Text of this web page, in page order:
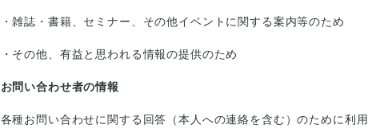
・雑誌・書籍、セミナー、その他イベントに関する案内等のため
・その他、有益と思われる情報の提供のため
お問い合わせ者の情報
各種お問い合わせに関する回答（本人への連絡を含む）のために利用